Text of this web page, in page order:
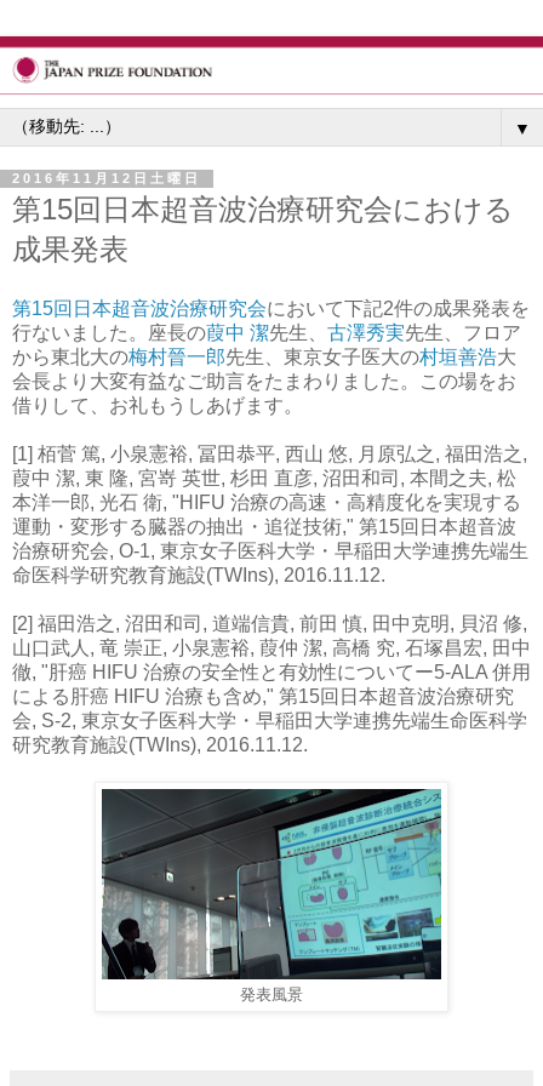
▼
2016年11月12日土曜日
第15回日本超音波治療研究会における
成果発表
第15回日本超音波治療研究会において下記2件の成果発表を
行ないました。座長の葭中 潔先生、 古澤秀実先生、フロア
から東北大の梅村晉一郎先生、東京女子医大の村垣善浩大
会長より大変有益なご助言をたまわりました。この場をお
借りして、お礼もうしあげます。
[1] 栢菅 篤, 小泉憲裕, 冨田恭平, 西山 悠, 月原弘之, 福田浩之,
葭中 潔, 東 隆, 宮嵜 英世, 杉田 直彦, 沼田和司, 本間之夫, 松
本洋一郎, 光石 衛, "HIFU 治療の高速・高精度化を実現する
運動・変形する臓器の抽出・追従技術," 第15回日本超音波
治療研究会, O-1, 東京女子医科大学・早稲田大学連携先端生
命医科学研究教育施設(TWIns), 2016.11.12.
[2] 福田浩之, 沼田和司, 道端信貴, 前田 慎, 田中克明, 貝沼 修,
山口武人, 竜 崇正, 小泉憲裕, 葭仲 潔, 高橋 究, 石塚昌宏, 田中
徹, "肝癌 HIFU 治療の安全性と有効性についてー5-ALA 併用
による肝癌 HIFU 治療も含め," 第15回日本超音波治療研究
会, S-2, 東京女子医科大学・早稲田大学連携先端生命医科学
研究教育施設(TWIns), 2016.11.12.
発表風景